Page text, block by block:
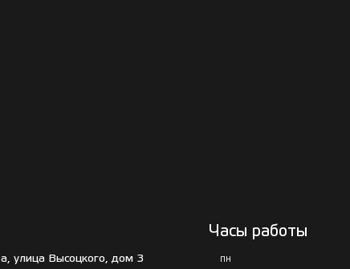
улица Высоцкого, дом 3
Часы работы
ПН